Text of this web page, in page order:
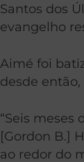
Santos dos
evangelho
Aimé foi
desde
“Seis
[Gordon B.]
ao redor do